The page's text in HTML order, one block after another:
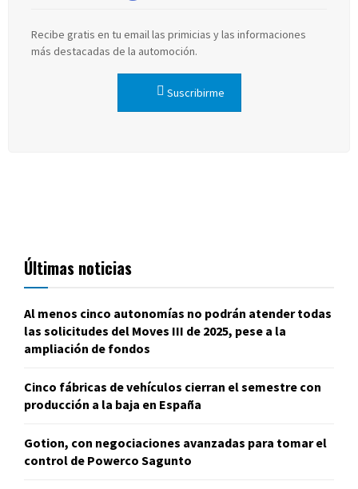
Recibe gratis en tu email las primicias y las informaciones
más destacadas de la automoción.
Suscribirme
Últimas noticias
Al menos cinco autonomías no podrán atender todas
las solicitudes del Moves III de 2025, pese a la
ampliación de fondos
Cinco fábricas de vehículos cierran el semestre con
producción a la baja en España
Gotion, con negociaciones avanzadas para tomar el
control de Powerco Sagunto